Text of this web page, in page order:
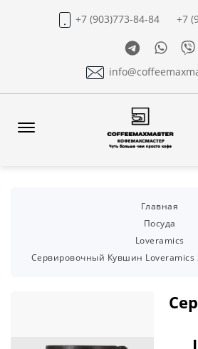
+7 (903)773-84-84
+7
Telegram
Главная
Посуда
Loveramics
Сервировочный Кувшин Loveramics